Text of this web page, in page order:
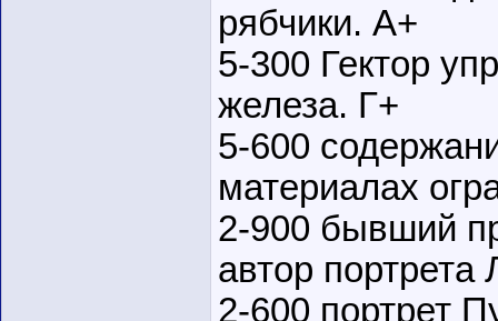
рябчики. А+
5-300 Гектор
железа. Г+
5-600
материалах
2-900 бывший
автор портрета
2-600 портрет